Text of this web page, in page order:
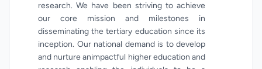
research. We have been striving to achieve
our core mission and milestones in
disseminating the tertiary education since its
inception. Our national demand is to develop
and nurture animpactful higher education and